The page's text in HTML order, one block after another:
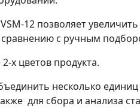
12 позволяет
сравнению с ручным
х цветов продукта.
несколько
для сбора и анализа